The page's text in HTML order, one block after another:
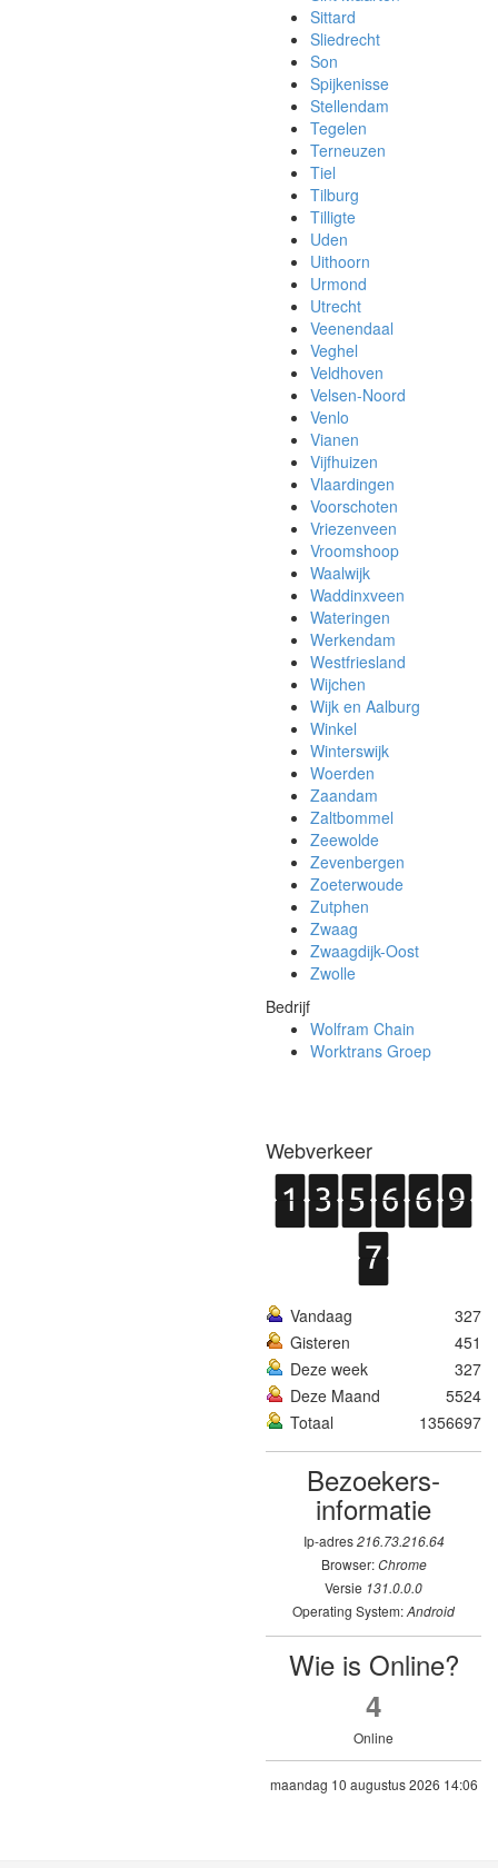
Sittard
Sliedrecht
Son
Spijkenisse
Stellendam
Tegelen
Terneuzen
Tiel
Tilburg
Tilligte
Uden
Uithoorn
Urmond
Utrecht
Veenendaal
Veghel
Veldhoven
Velsen-Noord
Venlo
Vianen
Vijfhuizen
Vlaardingen
Voorschoten
Vriezenveen
Vroomshoop
Waalwijk
Waddinxveen
Wateringen
Werkendam
Westfriesland
Wijchen
Wijk en Aalburg
Winkel
Winterswijk
Woerden
Zaandam
Zaltbommel
Zeewolde
Zevenbergen
Zoeterwoude
Zutphen
Zwaag
Zwaagdijk-Oost
Zwolle
Bedrijf
Wolfram Chain
Worktrans Groep
Webverkeer
Vandaag
327
Gisteren
451
Deze week
327
Deze Maand
5524
Totaal
1356697
Bezoekers­
informatie
Ip-adres216.73.216.64
Browser:Chrome
Versie 131.0.0.0
Operating System:Android
Wie is Online?
4
Online
maandag 10 augustus 2026 14:06